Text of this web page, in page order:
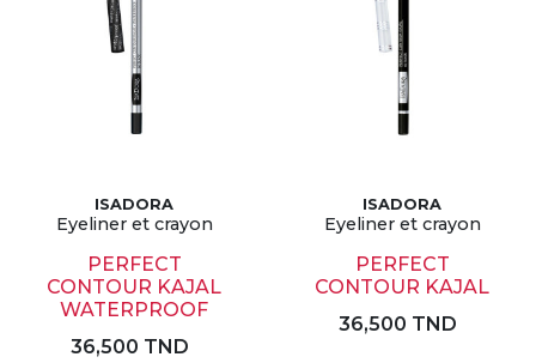
ISADORA
Eyeliner et crayon
PERFECT
CONTOUR KAJAL
WATERPROOF
36,500 TND
ISADORA
Eyeliner et crayon
PERFECT
CONTOUR KAJAL
36,500 TND